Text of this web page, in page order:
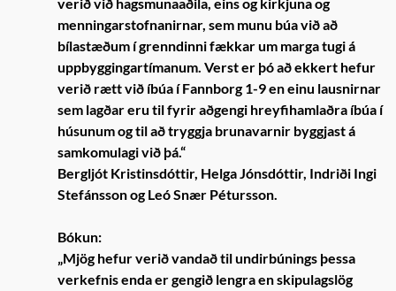
menningarstofnanirnar, sem munu búa við að
bílastæðum í grenndinni fækkar um marga tugi á
uppbyggingartímanum. Verst er þó að ekkert hefur
verið rætt við íbúa í Fannborg 1-9 en einu lausnirnar
sem lagðar eru til fyrir aðgengi hreyfihamlaðra íbúa í
húsunum og til að tryggja brunavarnir byggjast á
samkomulagi við þá.“
Bergljót Kristinsdóttir, Helga Jónsdóttir, Indriði Ingi
Stefánsson og Leó Snær Pétursson.
Bókun:
„Mjög hefur verið vandað til undirbúnings þessa
verkefnis enda er gengið lengra en skipulagslög